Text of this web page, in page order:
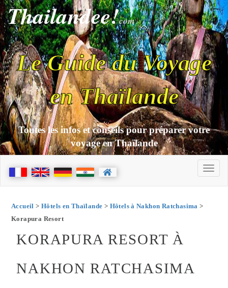
Thailandee!com
Le Guide du Voyage
en Thaïlande
Toutes les infos et conseils pour préparer votre
voyage en Thaïlande
Accueil > Hôtels en Thaïlande > Hôtels à Nakhon Ratchasima >
Korapura Resort
KORAPURA RESORT À
NAKHON RATCHASIMA